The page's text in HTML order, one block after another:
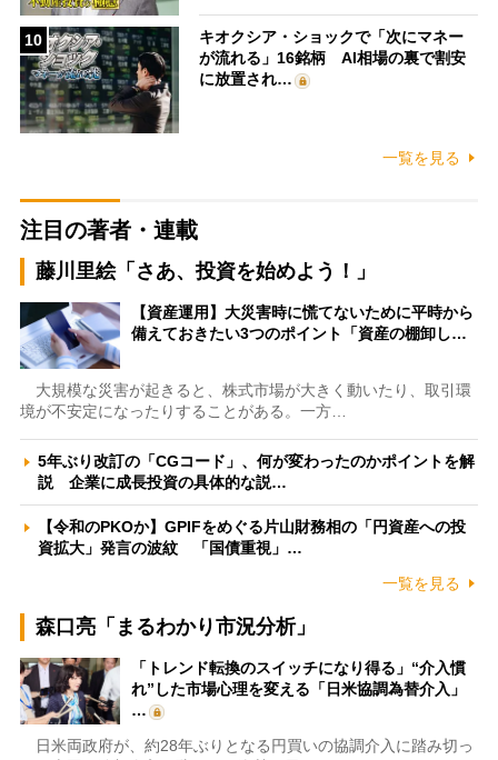
10
キオクシア・ショックで「次にマネー
が流れる」16銘柄 AI相場の裏で割安
に放置され…
一覧を見る
注目の著者・連載
藤川里絵「さあ、投資を始めよう！」
【資産運用】大災害時に慌てないために平時から
備えておきたい3つのポイント「資産の棚卸し…
大規模な災害が起きると、株式市場が大きく動いたり、取引環
境が不安定になったりすることがある。一方…
5年ぶり改訂の「CGコード」、何が変わったのかポイントを解
説 企業に成長投資の具体的な説…
【令和のPKOか】GPIFをめぐる片山財務相の「円資産への投
資拡大」発言の波紋 「国債重視」…
一覧を見る
森口亮「まるわかり市況分析」
「トレンド転換のスイッチになり得る」“介入慣
れ”した市場心理を変える「日米協調為替介入」
…
日米両政府が、約28年ぶりとなる円買いの協調介入に踏み切っ